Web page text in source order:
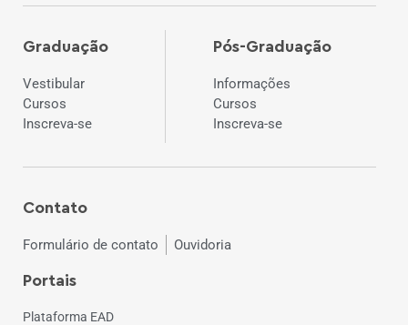
Graduação
Vestibular
Cursos
Inscreva-se
Pós-Graduação
Informações
Cursos
Inscreva-se
Contato
Formulário de contato Ouvidoria
Portais
Plataforma EAD